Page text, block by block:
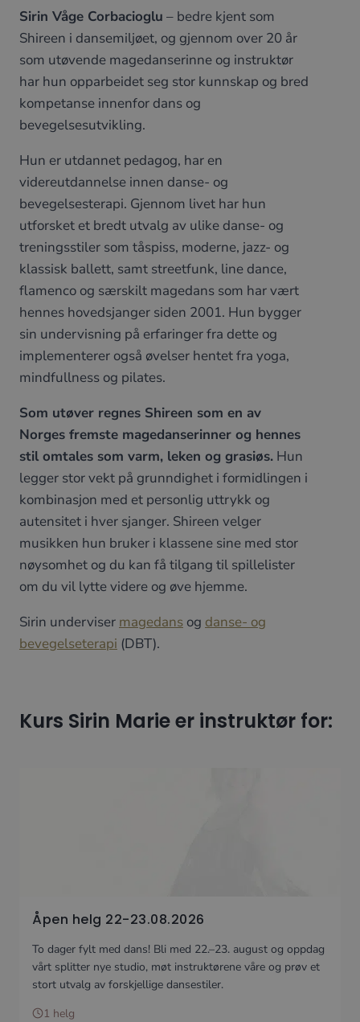
Sirin Våge Corbacioglu – bedre kjent som
Shireen i dansemiljøet, og gjennom over 20 år
som utøvende magedanserinne og instruktør
har hun opparbeidet seg stor kunnskap og bred
kompetanse innenfor dans og
bevegelsesutvikling.
Hun er utdannet pedagog, har en
videreutdannelse innen danse- og
bevegelsesterapi. Gjennom livet har hun
utforsket et bredt utvalg av ulike danse- og
treningsstiler som tåspiss, moderne, jazz- og
klassisk ballett, samt streetfunk, line dance,
flamenco og særskilt magedans som har vært
hennes hovedsjanger siden 2001. Hun bygger
sin undervisning på erfaringer fra dette og
implementerer også øvelser hentet fra yoga,
mindfullness og pilates.
Som utøver regnes Shireen som en av
Norges fremste magedanserinner og hennes
stil omtales som varm, leken og grasiøs. Hun
legger stor vekt på grunndighet i formidlingen i
kombinasjon med et personlig uttrykk og
autensitet i hver sjanger. Shireen velger
musikken hun bruker i klassene sine med stor
nøysomhet og du kan få tilgang til spillelister
om du vil lytte videre og øve hjemme.
Sirin underviser magedans og danse- og
bevegelseterapi (DBT).
Kurs Sirin Marie er instruktør for:
Åpen helg 22-23.08.2026
To dager fylt med dans! Bli med 22.–23. august og oppdag
vårt splitter nye studio, møt instruktørene våre og prøv et
stort utvalg av forskjellige dansestiler.
1 helg